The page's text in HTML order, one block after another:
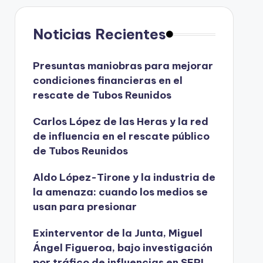
Noticias Recientes
Presuntas maniobras para mejorar
condiciones financieras en el
rescate de Tubos Reunidos
Carlos López de las Heras y la red
de influencia en el rescate público
de Tubos Reunidos
Aldo López-Tirone y la industria de
la amenaza: cuando los medios se
usan para presionar
Exinterventor de la Junta, Miguel
Ángel Figueroa, bajo investigación